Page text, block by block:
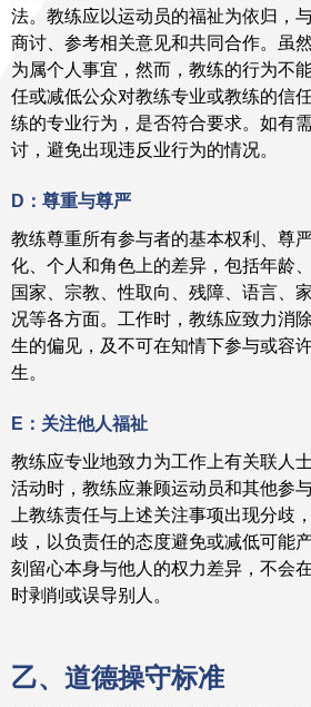
法。教练应以运动员的福祉为依归，
商讨、参考相关意见和共同合作。虽
为属个人事宜，然而，教练的行为不
任或减低公众对教练专业或教练的信
练的专业行为，是否符合要求。如有
讨，避免出现违反业行为的情况。
D：尊重与尊严
教练尊重所有参与者的基本权利、尊
化、个人和角色上的差异，包括年龄
国家、宗教、性取向、残障、语言、
况等各方面。工作时，教练应致力消
生的偏见，及不可在知情下参与或容
生。
E：关注他人福祉
教练应专业地致力为工作上有关联人
活动时，教练应兼顾运动员和其他参
上教练责任与上述关注事项出现分歧
歧，以负责任的态度避免或减低可能
刻留心本身与他人的权力差异，不会
时剥削或误导别人。
乙、道德操守标准